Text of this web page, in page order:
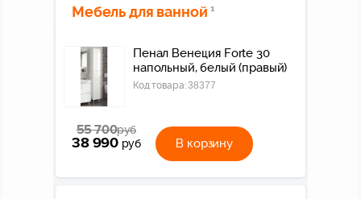
Мебель для ванной 1
Пенал Венеция Forte 30
напольный, белый (правый)
Код товара:38377
55 700руб
38 990 руб В корзину